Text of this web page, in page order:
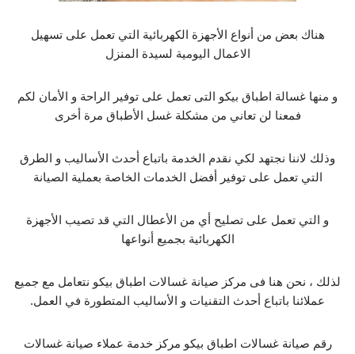
هناك بعض من أنواع الأجهزة الكهربائية التي تعمل على تسهيل
الاعمال اليومية لسيدة المنزل
و منها غسالة اطباق بيكو التى تعمل على توفير الراحة و الأمان لكم
فمعنا لن تعاني من مشكلة غسل الأطباق مرة أخرى
وذلك لاننا نجتهد لكي نقدم الخدمة باتباع أحدث الأساليب و الطرق
التي تعمل على توفير أفضل الخدمات الخاصة بعملية الصيانة
و التي تعمل على تصليح أي من الأعطال التي قد تصيب الأجهزة
الكهربائية بجميع أنواعها
لذلك ، نحن هنا فى مركز صيانة غسالات اطباق بيكو نتعامل مع جميع
عملائنا باتباع أحدث التقنيات و الأساليب المتطورة في العمل.
رقم صيانة غسالات اطباق بيكو مركز خدمة عملاء صيانة غسالات